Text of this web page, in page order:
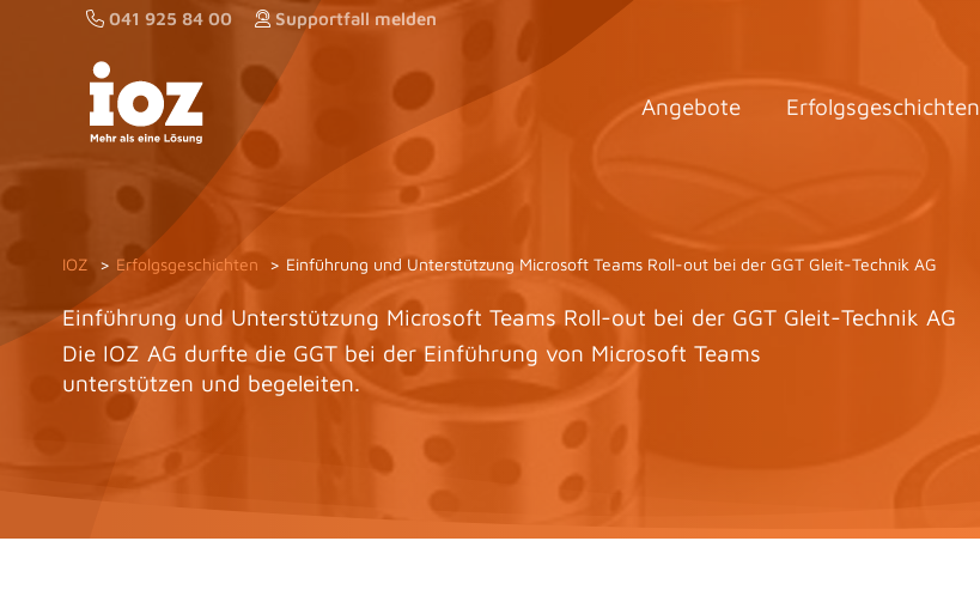
041 925 84 00 Supportfall melden
Angebote Erfolgsgeschichten
IOZ Erfolgsgeschichten Einführung und Unterstützung Microsoft Teams Roll-out bei der GGT Gleit-Technik AG
Einführung und Unterstützung Microsoft Teams Roll-out bei der GGT Gleit-Technik AG
Die IOZ AG durfte die GGT bei der Einführung von Microsoft Teams
unterstützen und begeleiten.